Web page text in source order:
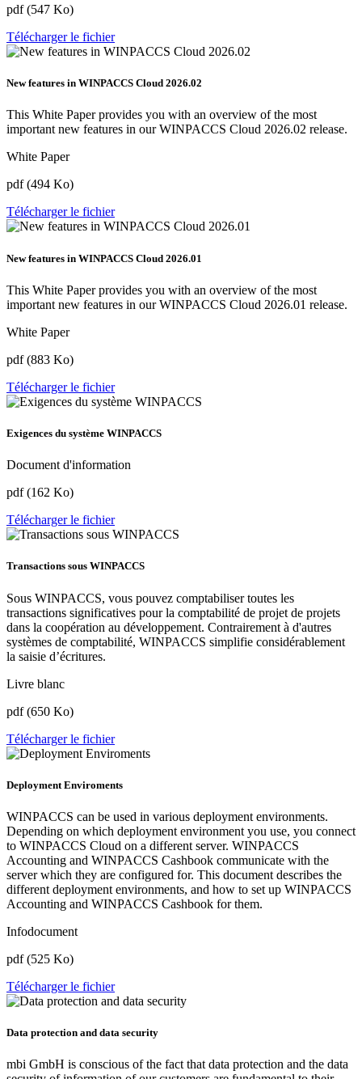
pdf (547 Ko)
Télécharger le fichier
New features in WINPACCS Cloud 2026.02
This White Paper provides you with an overview of the most
important new features in our WINPACCS Cloud 2026.02 release.
White Paper
pdf (494 Ko)
Télécharger le fichier
New features in WINPACCS Cloud 2026.01
This White Paper provides you with an overview of the most
important new features in our WINPACCS Cloud 2026.01 release.
White Paper
pdf (883 Ko)
Télécharger le fichier
Exigences du système WINPACCS
Document d'information
pdf (162 Ko)
Télécharger le fichier
Transactions sous WINPACCS
Sous WINPACCS, vous pouvez comptabiliser toutes les
transactions significatives pour la comptabilité de projet de projets
dans la coopération au développement. Contrairement à d'autres
systèmes de comptabilité, WINPACCS simplifie considérablement
la saisie d’écritures.
Livre blanc
pdf (650 Ko)
Télécharger le fichier
Deployment Enviroments
WINPACCS can be used in various deployment environments.
Depending on which deployment environment you use, you connect
to WINPACCS Cloud on a different server. WINPACCS
Accounting and WINPACCS Cashbook communicate with the
server which they are configured for. This document describes the
different deployment environments, and how to set up WINPACCS
Accounting and WINPACCS Cashbook for them.
Infodocument
pdf (525 Ko)
Télécharger le fichier
Data protection and data security
mbi GmbH is conscious of the fact that data protection and the data